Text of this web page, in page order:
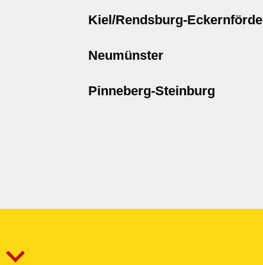
Kiel/Rendsburg-Eckernförde
Neumünster
Pinneberg-Steinburg